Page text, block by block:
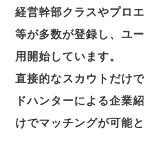
経営幹部クラスやプロ
等が多数が登録し、ユ
用開始しています。
直接的なスカウトだけ
ドハンターによる企業
けでマッチングが可能